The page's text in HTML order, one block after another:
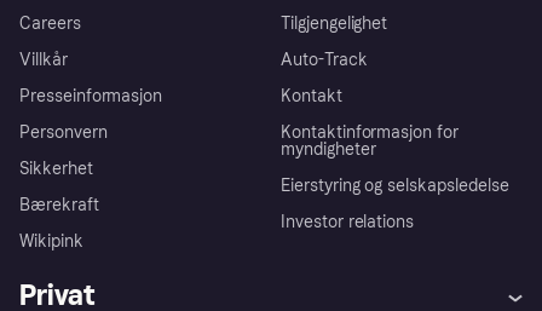
Careers
Villkår
Presseinformasjon
Personvern
Sikkerhet
Bærekraft
Wikipink
Tilgjengelighet
Auto-Track
Kontakt
Kontaktinformasjon for
myndigheter
Eierstyring og selskapsledelse
Investor relations
Privat